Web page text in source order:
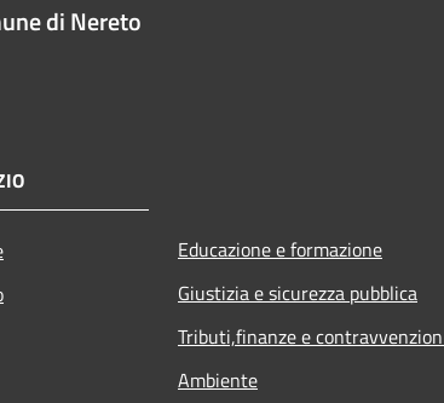
di Nereto
Educazione e formazione
Giustizia e sicurezza pubblica
Tributi,finanze e
Ambiente